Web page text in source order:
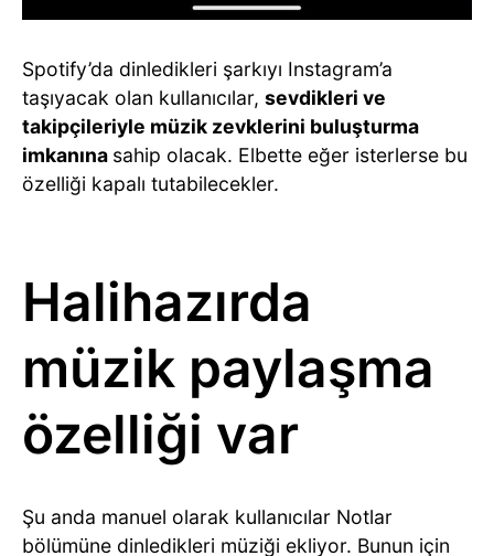
Spotify’da dinledikleri şarkıyı Instagram’a
taşıyacak olan kullanıcılar, sevdikleri ve
takipçileriyle müzik zevklerini buluşturma
imkanına sahip olacak. Elbette eğer isterlerse bu
özelliği kapalı tutabilecekler.
Halihazırda
müzik paylaşma
özelliği var
Şu anda manuel olarak kullanıcılar Notlar
bölümüne dinledikleri müziği ekliyor. Bunun için